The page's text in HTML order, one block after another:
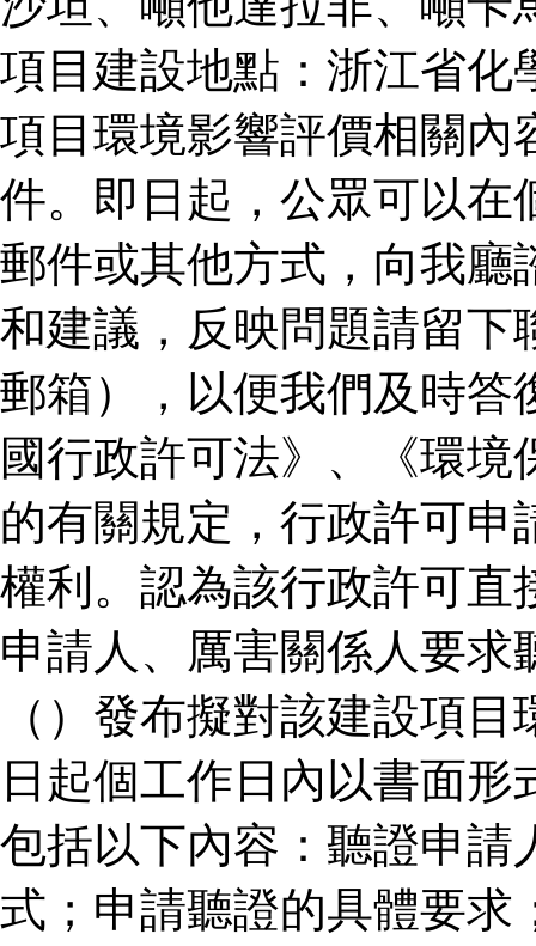
項目建設地點：浙江省化
項目環境影響評價相關內
件。即日起，公眾可以在
郵件或其他方式，向我廳
和建議，反映問題請留下
郵箱），以便我們及時答
國行政許可法》、《環
的有關規定，行政許可
權利。認為該行政許可直
申請人、厲害關係人要
（）發布擬對該建設項
日起個工作日內以書面
包括以下內容：聽證申請
式；申請聽證的具體要求